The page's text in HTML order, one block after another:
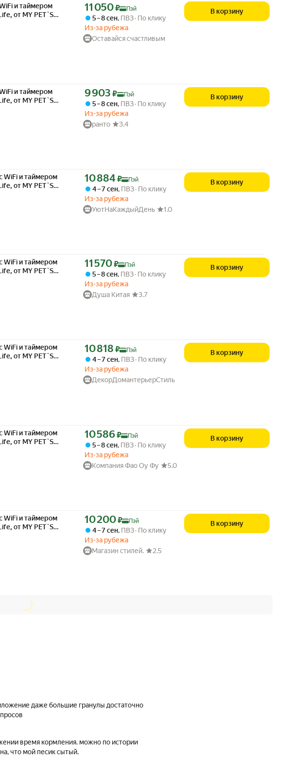
и таймером
от MY PET`S
Цена с картой Яндекс Пэй 11050 ₽ вместо
11 050₽ Пэй
5 – 8 сен, ПВЗ По клику
Из-за рубежа
Оставайся счастливым
В корзину
и таймером
от MY PET`S
Цена с картой Яндекс Пэй 9903 ₽ вместо
9 903 ₽ Пэй
5 – 8 сен, ПВЗ По клику
Из-за рубежа
ранто
3.4
В корзину
WiFi и таймером
от MY PET`S
Цена с картой Яндекс Пэй 10884 ₽ вместо
10 884 ₽ Пэй
4 – 7 сен, ПВЗ По клику
Из-за рубежа
УютНаКаждыйДень
1.0
В корзину
WiFi и таймером
от MY PET`S
Цена с картой Яндекс Пэй 11570 ₽ вместо
11 570₽ Пэй
5 – 8 сен, ПВЗ По клику
Из-за рубежа
Душа Китая
3.7
В корзину
WiFi и таймером
от MY PET`S
Цена с картой Яндекс Пэй 10818 ₽ вместо
10 818 ₽ Пэй
4 – 7 сен, ПВЗ По клику
Из-за рубежа
ДекорДомантерьерСтиль
В корзину
WiFi и таймером
от MY PET`S
Цена с картой Яндекс Пэй 10586 ₽ вместо
10 586₽ Пэй
5 – 8 сен, ПВЗ По клику
Из-за рубежа
Компания Фао Оу Фу
5.0
В корзину
WiFi и таймером
от MY PET`S
Цена с картой Яндекс Пэй 10200 ₽ вместо
10 200₽ Пэй
4 – 7 сен, ПВЗ По клику
Из-за рубежа
Магазин стилей.
2.5
В корзину
достаточно
время кормления. можно по истории
что мой песик сытый.